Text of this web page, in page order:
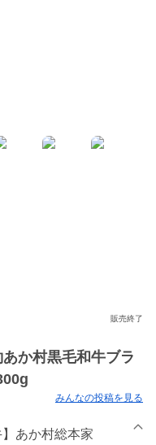
販売終了
か村黒毛和牛ブラ
みんなの投稿を見る
あか村総本家